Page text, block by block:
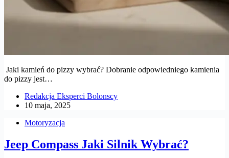
Jaki kamień do pizzy wybrać? Dobranie odpowiedniego kamienia
do pizzy jest…
Redakcja Eksperci Bolonscy
10 maja, 2025
Motoryzacja
Jeep Compass Jaki Silnik Wybrać?